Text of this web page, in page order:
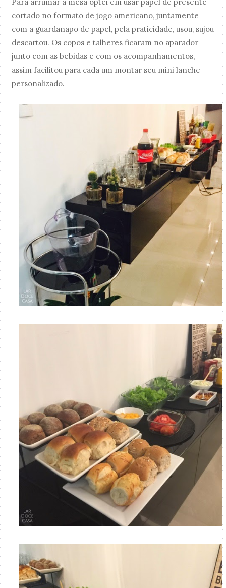
cortado no formato de jogo americano, juntamente
com a guardanapo de papel, pela praticidade, usou, sujou
descartou. Os copos e talheres ficaram no aparador
junto com as bebidas e com os acompanhamentos,
assim facilitou para cada um montar seu mini lanche
personalizado.